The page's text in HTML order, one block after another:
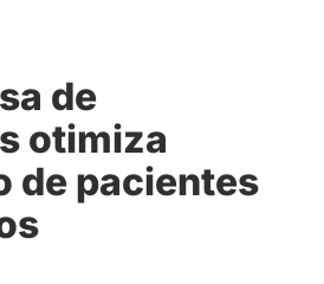
de
otimiza
de pacientes